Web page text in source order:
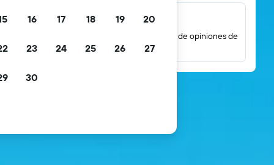
Millones de opiniones
Mira las puntuaciones basadas en millones de opiniones de
huéspedes reales.
16 17 18 19 20
23 24 25 26 27
30